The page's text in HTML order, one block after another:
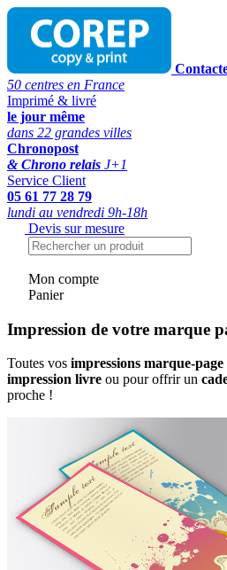
50 centres en France
Imprimé & livré
le jour même
dans 22 grandes villes
Chronopost
& Chrono relais J+1
Service Client
05 61 77 28 79
lundi au vendredi 9h-18h
Devis sur mesure
Mon compte
Panier
Impression de votre marque
Toutes vos impressions marque-page
impression livre ou pour offrir un
proche !